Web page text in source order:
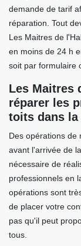
demande de tarif
réparation. Tout
Les Maitres de
en moins de 24 h
soit par formulaire
Les Maitres
réparer les
toits dans
Des opérations de
avant l'arrivée de
nécessaire de
professionnels en
opérations sont
de placer votre
pas qu'il peut
tous.